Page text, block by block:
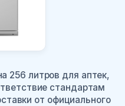
256 литров для аптек,
стандартам
от официального